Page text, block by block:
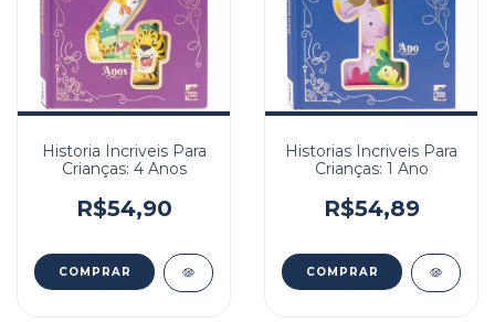
Historia Incriveis Para
Crianças: 4 Anos
R$54,90
Historias Incriveis Para
Crianças: 1 Ano
R$54,89